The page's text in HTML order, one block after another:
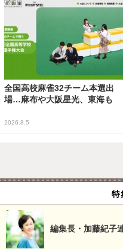
全国高校麻雀32チーム本選出
場…麻布や大阪星光、東海も
2026.8.5
特
編集長・加藤紀子